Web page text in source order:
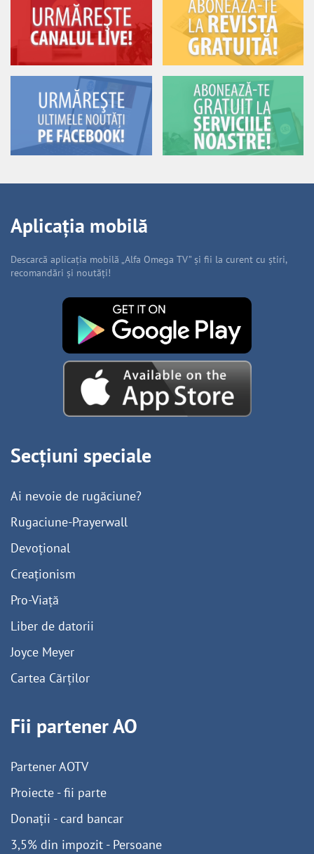
Aplicația mobilă
Descarcă aplicația mobilă „Alfa Omega TV” și fii la curent cu știri,
recomandări și noutăți!
Secțiuni speciale
Ai nevoie de rugăciune?
Rugaciune-Prayerwall
Devoțional
Creaționism
Pro-Viață
Liber de datorii
Joyce Meyer
Cartea Cărților
Fii partener AO
Partener AOTV
Proiecte - fii parte
Donații - card bancar
3,5% din impozit - Persoane